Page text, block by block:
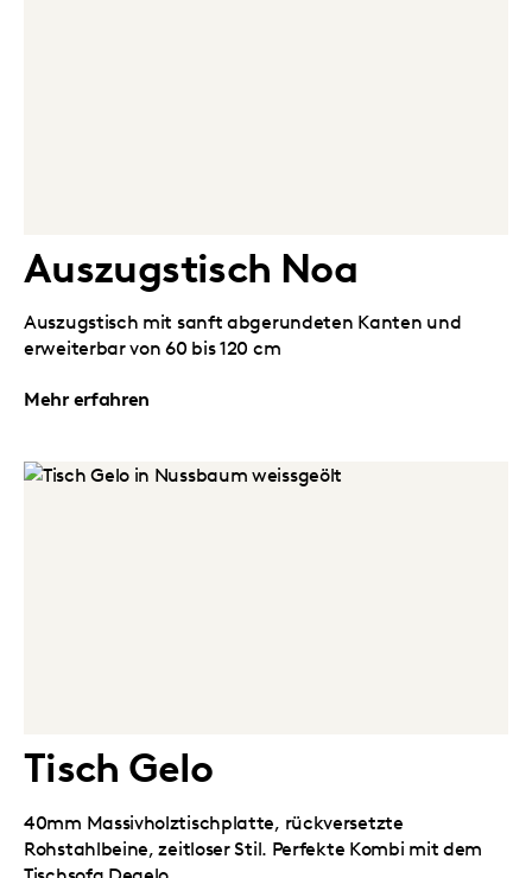
Auszugstisch Noa
Auszugstisch mit sanft abgerundeten Kanten und
erweiterbar von 60 bis 120 cm
Mehr erfahren
Tisch Gelo
40mm Massivholztischplatte, rückversetzte
Rohstahlbeine, zeitloser Stil. Perfekte Kombi mit dem